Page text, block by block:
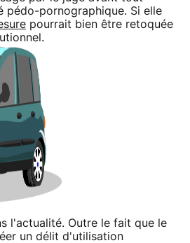
pédo-pornographique. Si elle
pourrait bien être retoquée
l'actualité. Outre le fait que le
un délit d'utilisation